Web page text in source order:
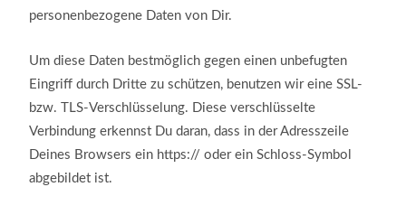
personenbezogene Daten von Dir.
Um diese Daten bestmöglich gegen einen unbefugten
Eingriff durch Dritte zu schützen, benutzen wir eine SSL-
bzw. TLS-Verschlüsselung. Diese verschlüsselte
Verbindung erkennst Du daran, dass in der Adresszeile
Deines Browsers ein https:// oder ein Schloss-Symbol
abgebildet ist.